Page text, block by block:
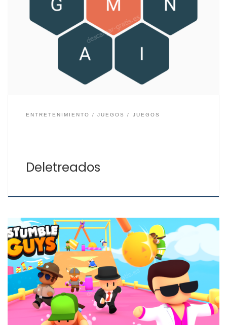
Si te gustan los juegos tipo Wordle, te presentamos
Deletreados panal de letras, donde debes crear
palabras con las letras que te aparecen en un panel.
Sencillo y que engancha. Para tus palabras sean válidas
deben: Las palabras que vayas añadiendo aparecerán
en una lista bajo el panel, y te […]
ENTRETENIMIENTO JUEGOS JUEGOS
Deletreados
Es uno de los juegos de plataformas multijugador de
hasta 32 jugadores más descargados, con más de 100
millones de descargas y 18 millones de jugadores
diarios. Este juego de retos de aventura consiste en
superar rondas para llegar a ser el único superviviente
a base de correr, esquivar, escalar […]